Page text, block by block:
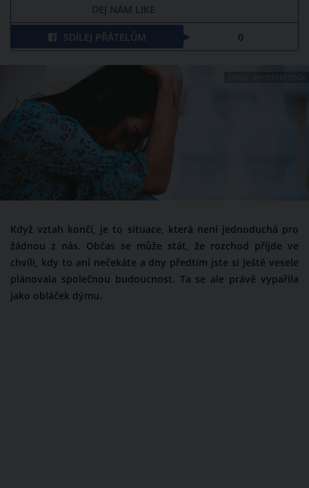
DEJ NÁM LIKE
SDÍLEJ PŘÁTELŮM 0
Když vztah končí, je to situace, která není jednoduchá pro
žádnou z nás. Občas se může stát, že rozchod přijde ve
chvíli, kdy to ani nečekáte a dny předtím jste si ještě vesele
plánovala společnou budoucnost. Ta se ale právě vypařila
jako obláček dýmu.